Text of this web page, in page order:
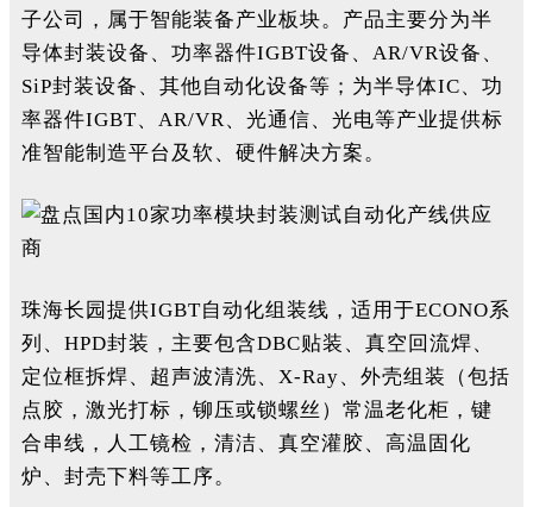
子公司，属于智能装备产业板块。产品主要分为半
导体封装设备、功率器件IGBT设备、AR/VR设备、
SiP封装设备、其他自动化设备等；为半导体IC、功
率器件IGBT、AR/VR、光通信、光电等产业提供标
准智能制造平台及软、硬件解决方案。
珠海长园提供IGBT自动化组装线，适用于ECONO系
列、HPD封装，主要包含DBC贴装、真空回流焊、
定位框拆焊、超声波清洗、X-Ray、外壳组装（包括
点胶，激光打标，铆压或锁螺丝）常温老化柜，键
合串线，人工镜检，清洁、真空灌胶、高温固化
炉、封壳下料等工序。